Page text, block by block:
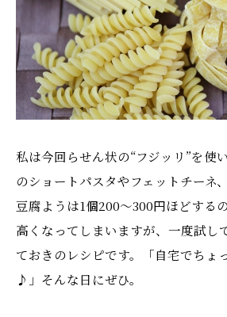
私は今回らせん状の“フジッリ”を使
のショートパスタやフェットチーネ
豆腐ようは1個200～300円ほどする
高くなってしまいますが、一度試し
ておきのレシピです。「自宅でちょ
♪」そんな日にぜひ。